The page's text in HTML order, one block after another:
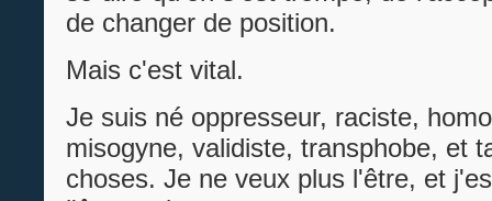
de changer de position.
Mais c'est vital.
Je suis né oppresseur, raciste,
misogyne, validiste, transphobe, et
choses. Je ne veux plus l'être, et